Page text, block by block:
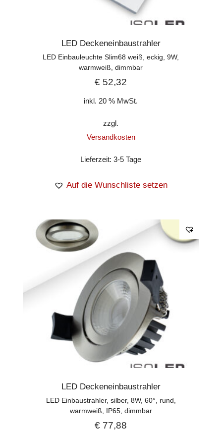
LED Deckeneinbaustrahler
LED Einbauleuchte Slim68 weiß, eckig, 9W,
warmweiß, dimmbar
€ 52,32
inkl. 20 % MwSt.
zzgl.
Versandkosten
Lieferzeit:3-5 Tage
Auf die Wunschliste setzen
LED Deckeneinbaustrahler
LED Einbaustrahler, silber, 8W, 60°, rund,
warmweiß, IP65, dimmbar
€ 77,88